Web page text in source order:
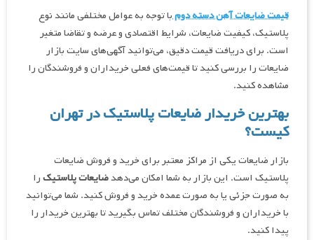
قیمت ضایعات آهن دسته دومبا توجه به عوامل مختلفی مانند نوع
پلاستیک، کیفیت ضایعات، شرایط اقتصادی و عرضه و تقاضا متغیر
است. برای دریافت قیمت دقیق، می‌توانید آگهی‌های سایت بازار
ضایعات را بررسی کنید تا قیمت‌های فعلی خریداران و فروشندگان را
مشاهده کنید.
بهترین خریدار ضایعات پلاستیک در تهران
کیست؟
بازار ضایعات یکی از مراکز معتبر برای خرید و فروش ضایعات
پلاستیک است. این بازار به شما امکان می‌دهدضایعات پلاستیکرا
به صورت جزئی یا به صورت عمده خرید و فروش کنید. شما می‌توانید
با خریداران و فروشندگان مختلف تماس بگیرید تا بهترین خریدار را
پیدا کنید.